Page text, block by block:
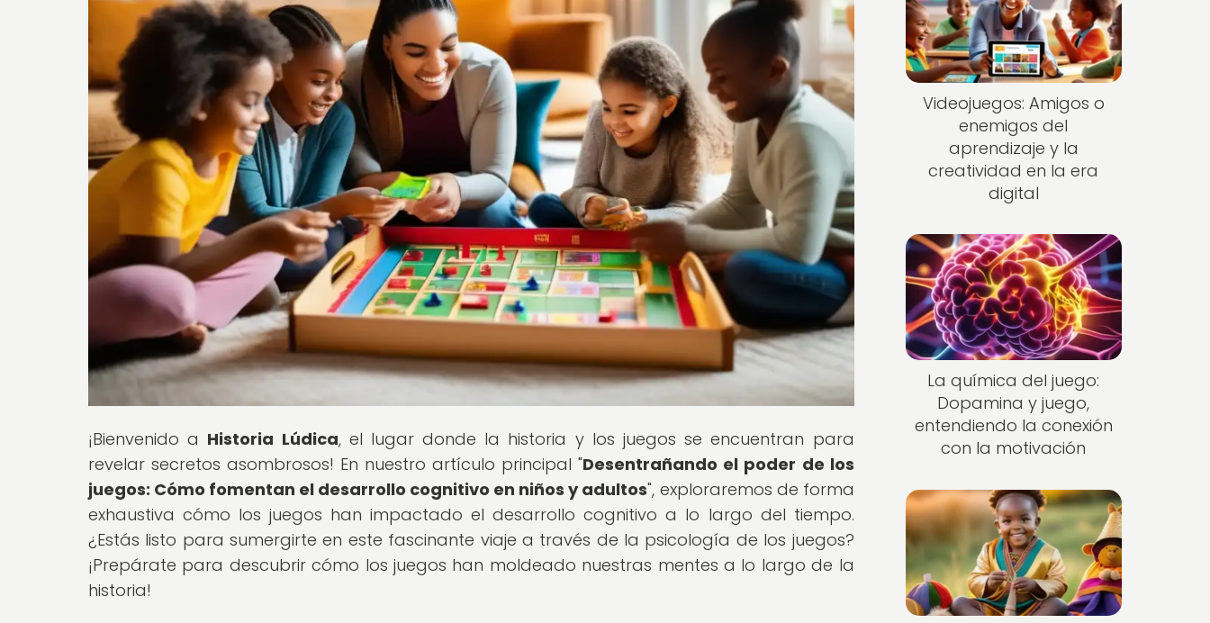
¡Bienvenido a Historia Lúdica, el lugar donde la historia y los juegos se encuentran para
revelar secretos asombrosos! En nuestro artículo principal "Desentrañando el poder de los
juegos: Cómo fomentan el desarrollo cognitivo en niños y adultos", exploraremos de forma
exhaustiva cómo los juegos han impactado el desarrollo cognitivo a lo largo del tiempo.
¿Estás listo para sumergirte en este fascinante viaje a través de la psicología de los juegos?
¡Prepárate para descubrir cómo los juegos han moldeado nuestras mentes a lo largo de la
historia!
Videojuegos: Amigos o
enemigos del
aprendizaje y la
creatividad en la era
digital
La química del juego:
Dopamina y juego,
entendiendo la conexión
con la motivación